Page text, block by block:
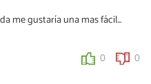
me gustaría una mas fácil...
0 0